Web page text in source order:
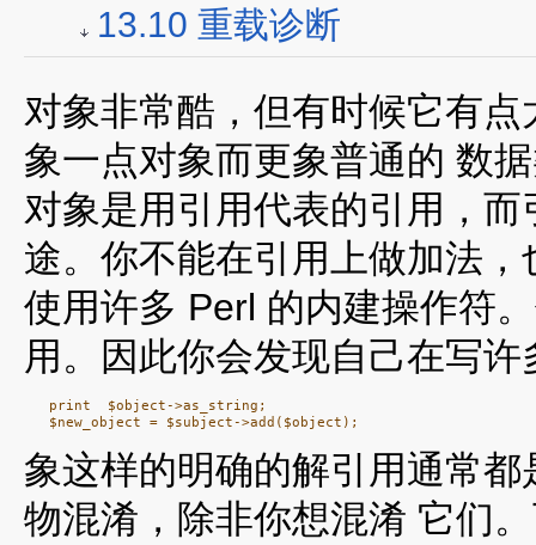
13.10 重载诊断
对象非常酷，但有时候它有
象一点对象而更象普通的 数
对象是用引用代表的引用，
途。你不能在引用上做加法
使用许多 Perl 的内建操作符
用。因此你会发现自己在写
   print  $object->as_string;
象这样的明确的解引用通常
物混淆，除非你想混淆 它们